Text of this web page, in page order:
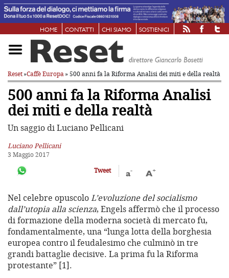
HOME CONTATTI CHI SIAMO SOSTIENICI
Reset»Caffè Europa» 500 anni fa la RiformaAnalisi dei miti e della realtà
500 anni fa la RiformaAnalisi
dei miti e della realtà
Un saggio di Luciano Pellicani
Luciano Pellicani
3 Maggio 2017
Tweet
a- A+
Nel celebre opuscoloL’evoluzione del socialismo
dall’utopia alla scienza, Engels affermò che il processo
di formazione della moderna società di mercato fu,
fondamentalmente, una “lunga lotta della borghesia
europea contro il feudalesimo che culminò in tre
grandi battaglie decisive. La prima fu la Riforma
protestante” [1].